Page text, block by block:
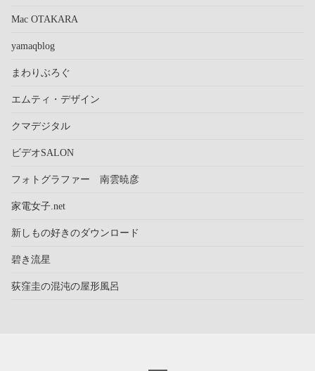
Mac OTAKARA
yamaqblog
まわりぶろぐ
エムティ・デザイン
クマデジタル
ビデオSALON
フォトグラファー 南雲暁彦
家電女子.net
新しもの好きのダウンロード
碧き流星
荻窪圭の混沌の屋形風呂